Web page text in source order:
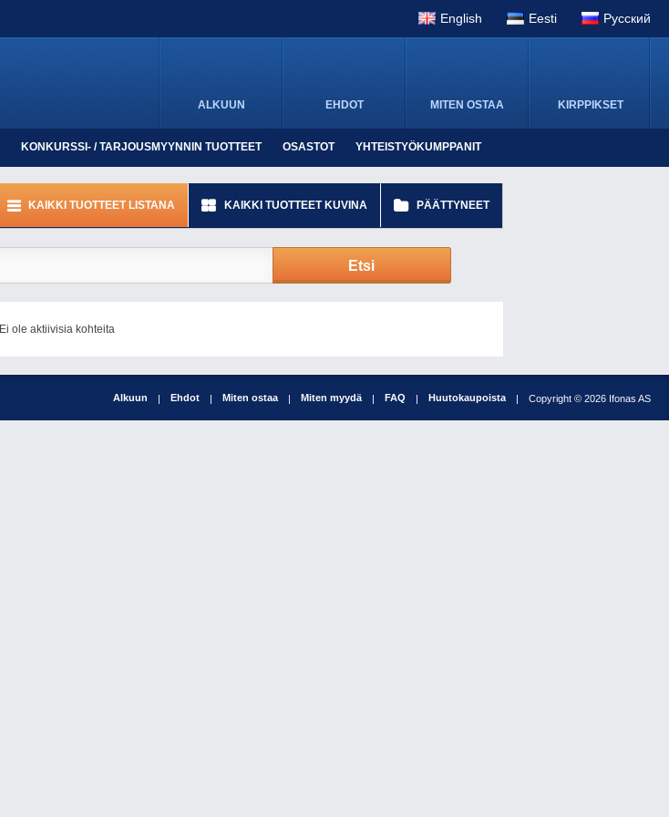
Pусский
ALKUUN EHDOT MITEN OSTAA KIRPPIKSET
KONKURSSI- / TARJOUSMYYNNIN TUOTTEET OSASTOT YHTEISTYÖKUMPPANIT
KAIKKI TUOTTEET LISTANA KAIKKI TUOTTEET KUVINA PÄÄTTYNEET
Etsi
Ei ole aktiivisia kohteita
Alkuun Ehdot Miten ostaa Miten myydä FAQ Huutokaupoista Copyright © 2026 Ifonas AS